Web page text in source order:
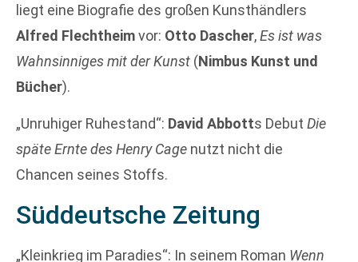
liegt eine Biografie des großen Kunsthändlers
Alfred Flechtheimvor: Otto Dascher,Es ist was
Wahnsinniges mit der Kunst (Nimbus Kunst und
Bücher).
„Unruhiger Ruhestand“: David Abbotts Debut Die
späte Ernte des Henry Cage nutzt nicht die
Chancen seines Stoffs.
Süddeutsche Zeitung
„Kleinkrieg im Paradies“: In seinem Roman Wenn